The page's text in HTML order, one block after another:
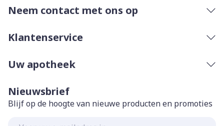
Neem contact met ons op
Klantenservice
Uw apotheek
Nieuwsbrief
Blijf op de hoogte van nieuwe producten en promoties